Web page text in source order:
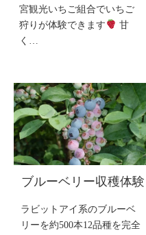
宮観光いちご組合でいちご
狩りが体験できます
甘
く…
ブルーベリー収穫体験
ラビットアイ系のブルーベ
リーを約500本12品種を完全